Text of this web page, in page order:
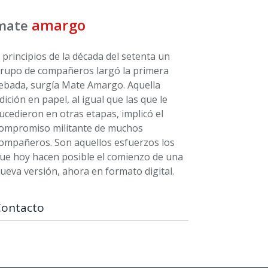
amargo
principios de la década del setenta un
de compañeros largó la primera
surgía Mate Amargo. Aquella
en papel, al igual que las que le
en otras etapas, implicó el
militante de muchos
Son aquellos esfuerzos los
hoy hacen posible el comienzo de una
versión, ahora en formato digital.